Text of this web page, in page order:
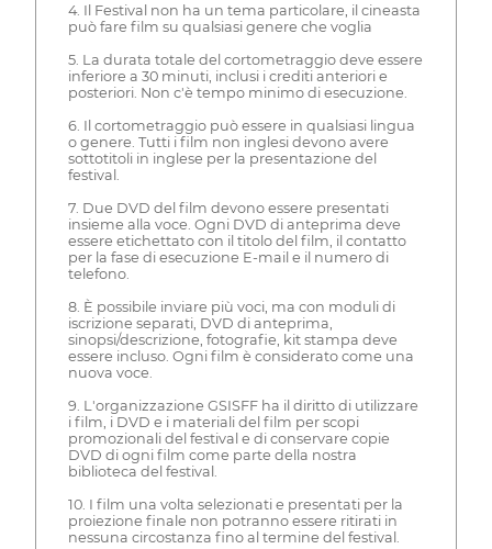
4. Il Festival non ha un tema particolare, il cineasta
può fare film su qualsiasi genere che voglia
5. La durata totale del cortometraggio deve essere
inferiore a 30 minuti, inclusi i crediti anteriori e
posteriori. Non c'è tempo minimo di esecuzione.
6. Il cortometraggio può essere in qualsiasi lingua
o genere. Tutti i film non inglesi devono avere
sottotitoli in inglese per la presentazione del
festival.
7. Due DVD del film devono essere presentati
insieme alla voce. Ogni DVD di anteprima deve
essere etichettato con il titolo del film, il contatto
per la fase di esecuzione E-mail e il numero di
telefono.
8. È possibile inviare più voci, ma con moduli di
iscrizione separati, DVD di anteprima,
sinopsi/descrizione, fotografie, kit stampa deve
essere incluso. Ogni film è considerato come una
nuova voce.
9. L'organizzazione GSISFF ha il diritto di utilizzare
i film, i DVD e i materiali del film per scopi
promozionali del festival e di conservare copie
DVD di ogni film come parte della nostra
biblioteca del festival.
10. I film una volta selezionati e presentati per la
proiezione finale non potranno essere ritirati in
nessuna circostanza fino al termine del festival.